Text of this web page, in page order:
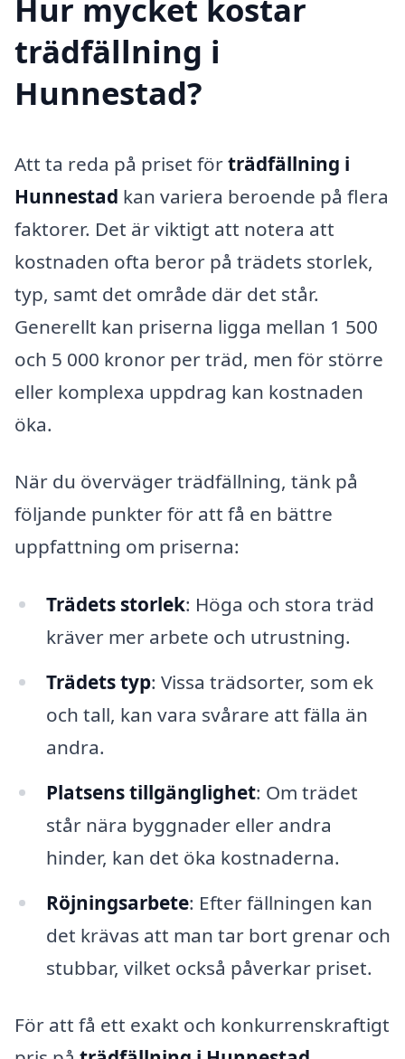
Hur mycket kostar
trädfällning i
Hunnestad?
Att ta reda på priset förträdfällning i
Hunnestad kan variera beroende på flera
faktorer. Det är viktigt att notera att
kostnaden ofta beror på trädets storlek,
typ, samt det område där det står.
Generellt kan priserna ligga mellan 1 500
och 5 000 kronor per träd, men för större
eller komplexa uppdrag kan kostnaden
öka.
När du överväger trädfällning, tänk på
följande punkter för att få en bättre
uppfattning om priserna:
Trädets storlek: Höga och stora träd
kräver mer arbete och utrustning.
Trädets typ: Vissa trädsorter, som ek
och tall, kan vara svårare att fälla än
andra.
Platsens tillgänglighet: Om trädet
står nära byggnader eller andra
hinder, kan det öka kostnaderna.
Röjningsarbete: Efter fällningen kan
det krävas att man tar bort grenar och
stubbar, vilket också påverkar priset.
För att få ett exakt och konkurrenskraftigt